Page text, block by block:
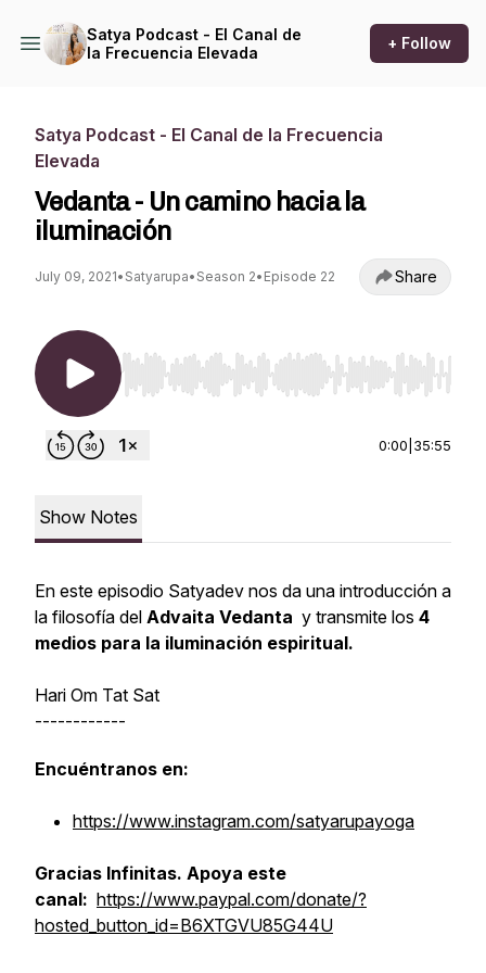
Satya Podcast - El Canal de
la Frecuencia Elevada
+ Follow
Satya Podcast - El Canal de la Frecuencia
Elevada
Vedanta - Un camino hacia la
iluminación
July 09, 2021• Satyarupa• Season 2• Episode 22 Share
Use Left/Right to seek, Home/End to jump to
0:00 35:55
Show Notes
En este episodio Satyadev nos da una introducción a
la filosofía del Advaita Vedanta y transmite los 4
medios para la iluminación espiritual.
Hari Om Tat Sat
------------
Encuéntranos en:
https://www.instagram.com/satyarupayoga
Gracias Infinitas. Apoya este
canal: https://www.paypal.com/donate/?
hosted_button_id=B6XTGVU85G44U